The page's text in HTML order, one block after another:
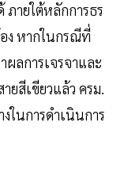
ภายใต้หลักการธร
ง หากในกรณีที่
ลการเจรจาและ
ยสีเขียวแล้ว ครม.
นการดำเนินการ